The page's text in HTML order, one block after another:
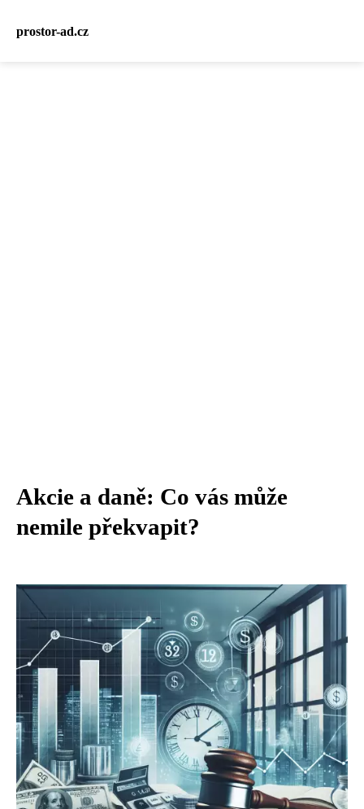
prostor-ad.cz
Akcie a daně: Co vás může
nemile překvapit?